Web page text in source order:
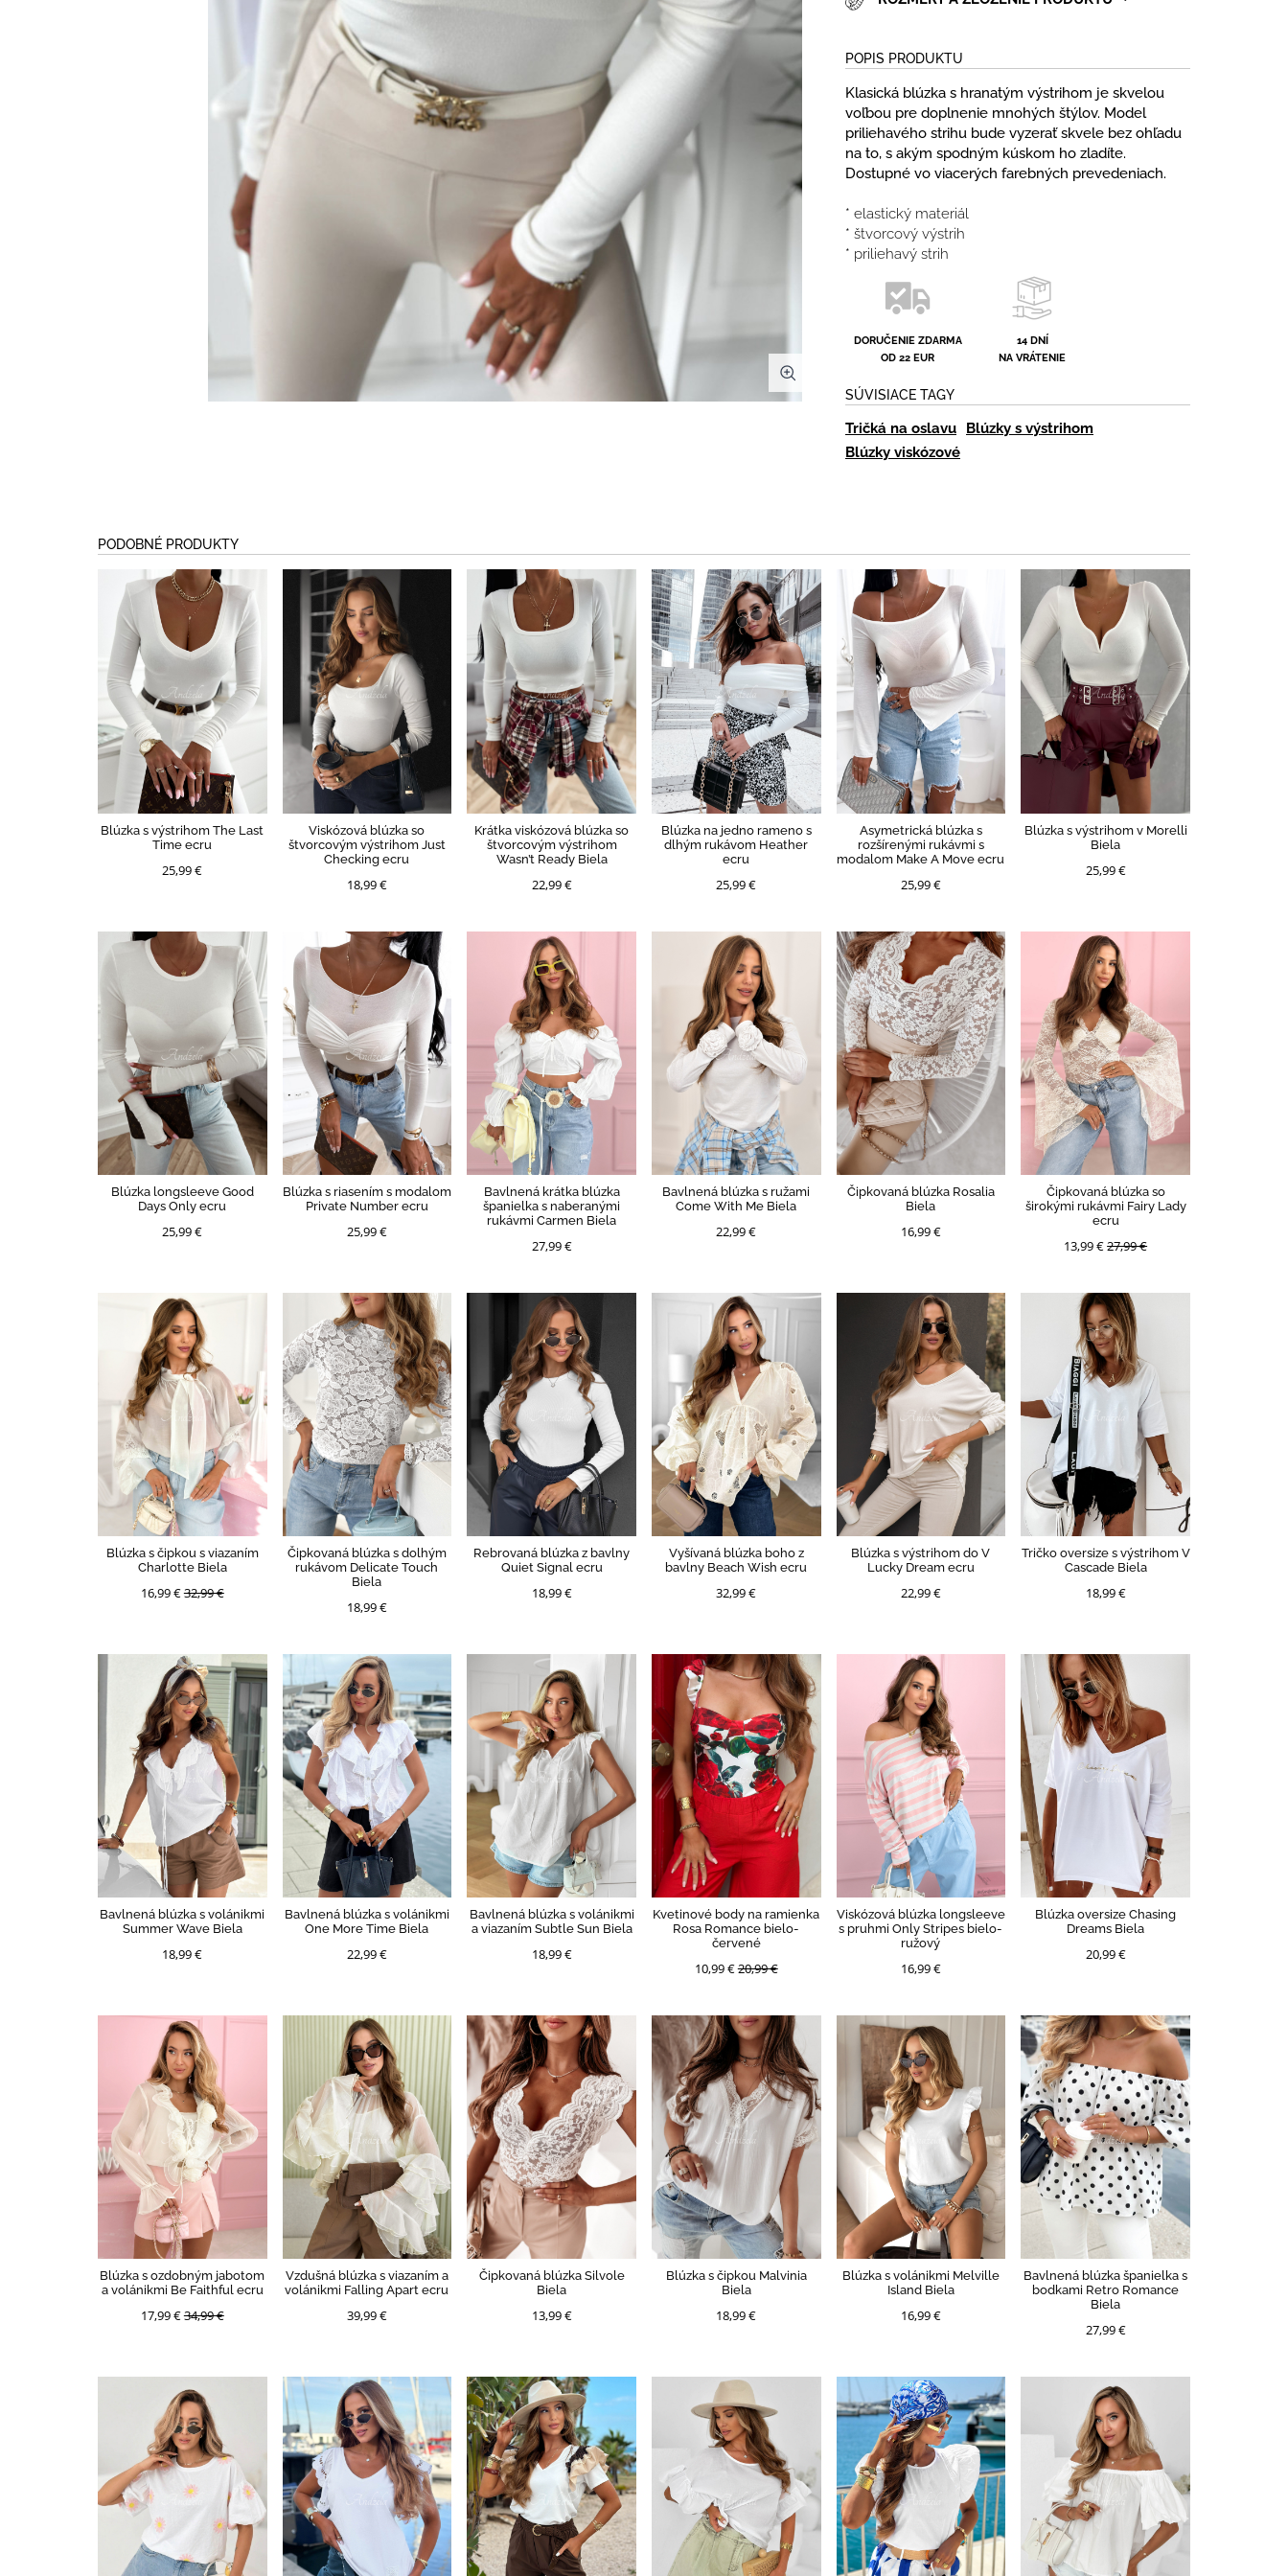
POPIS PRODUKTU
Klasická blúzka s hranatým výstrihom je skvelou
voľbou pre doplnenie mnohých štýlov. Model
priliehavého strihu bude vyzerať skvele bez ohľadu
na to, s akým spodným kúskom ho zladíte.
Dostupné vo viacerých farebných prevedeniach.
* elastický materiál
* štvorcový výstrih
* priliehavý strih
DORUČENIE ZDARMA
OD 22 EUR
14 DNÍ
NA VRÁTENIE
SÚVISIACE TAGY
Tričká na oslavu
Blúzky s výstrihom
Blúzky viskózové
PODOBNÉ PRODUKTY
Blúzka s výstrihom The Last
Time ecru
25,99 €
Viskózová blúzka so
štvorcovým výstrihom Just
Checking ecru
18,99 €
Krátka viskózová blúzka so
štvorcovým výstrihom
Wasn’t Ready Biela
22,99 €
Blúzka na jedno rameno s
dlhým rukávom Heather
ecru
25,99 €
Asymetrická blúzka s
rozšírenými rukávmi s
modalom Make A Move ecru
25,99 €
Blúzka s výstrihom v Morelli
Biela
25,99 €
Blúzka longsleeve Good
Days Only ecru
25,99 €
Blúzka s riasením s modalom
Private Number ecru
25,99 €
Bavlnená krátka blúzka
španielka s naberanými
rukávmi Carmen Biela
27,99 €
Bavlnená blúzka s ružami
Come With Me Biela
22,99 €
Čipkovaná blúzka Rosalia
Biela
16,99 €
Čipkovaná blúzka so
širokými rukávmi Fairy Lady
ecru
13,99 €27,99 €
Blúzka s čipkou s viazaním
Charlotte Biela
16,99 €32,99 €
Čipkovaná blúzka s dolhým
rukávom Delicate Touch
Biela
18,99 €
Rebrovaná blúzka z bavlny
Quiet Signal ecru
18,99 €
Vyšívaná blúzka boho z
bavlny Beach Wish ecru
32,99 €
Blúzka s výstrihom do V
Lucky Dream ecru
22,99 €
Tričko oversize s výstrihom V
Cascade Biela
18,99 €
Bavlnená blúzka s volánikmi
Summer Wave Biela
18,99 €
Bavlnená blúzka s volánikmi
One More Time Biela
22,99 €
Bavlnená blúzka s volánikmi
a viazaním Subtle Sun Biela
18,99 €
Kvetinové body na ramienka
Rosa Romance bielo-
červené
10,99 €20,99 €
Viskózová blúzka longsleeve
s pruhmi Only Stripes bielo-
ružový
16,99 €
Blúzka oversize Chasing
Dreams Biela
20,99 €
Blúzka s ozdobným jabotom
a volánikmi Be Faithful ecru
17,99 €34,99 €
Vzdušná blúzka s viazaním a
volánikmi Falling Apart ecru
39,99 €
Čipkovaná blúzka Silvole
Biela
13,99 €
Blúzka s čipkou Malvinia
Biela
18,99 €
Blúzka s volánikmi Melville
Island Biela
16,99 €
Bavlnená blúzka španielka s
bodkami Retro Romance
Biela
27,99 €